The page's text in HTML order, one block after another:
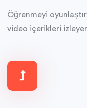
Öğrenmeyi
video içerikleri